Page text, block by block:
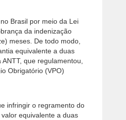
Brasil por meio da Lei
da indenização
meses. De todo modo,
equivalente a duas
que regulamentou,
Obrigatório (VPO)
infringir o regramento do
equivalente a duas